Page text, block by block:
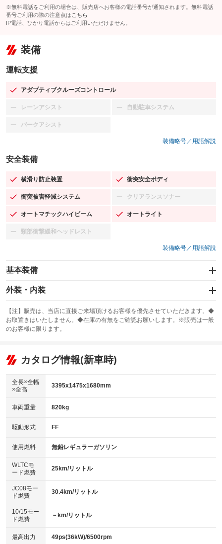
※無料電話をご利用の場合は、販売店へお客様の電話番号が通知されます。無料電話
番号ご利用の際の注意点は こちら
IP電話、ひかり電話からはご利用いただけません。
装備
運転支援
アダプティブクルーズコントロール
：装備あり
レーンアシスト
：装備なし 自動駐車システム
：装備なし
パークアシスト
：装備なし
装備略号／用語解説
安全装備
横滑り防止装置
：装備あり 衝突安全ボディ
：装備あり
衝突被害軽減システム
：装備あり クリアランスソナー
：装備なし
オートマチックハイビーム
：装備あり オートライト
：装備あり
頸部衝撃緩和ヘッドレスト
：装備なし
装備略号／用語解説
基本装備
エアバッグ：運転席/助手席/サイド
：装備あり
：装備なし
サンルーフ
：装備なし ABS
リフトアップ
：装備なし
：装備なし
パワーウィンドウ
アイドリングストップ
：装備あり
USB入力端子
：装備なし
100V電源
：装備なし
センターデフロック
：装備なし
電動格納ミラー
：装備あり
外装・内装
カーナビ
：装備なし
TV
：装備なし
ビジュアル
：装備なし
アルミホイール
：装備なし
HID(キセノンライト)
バックカメラ
エアロ
：装備なし
ローダウン
：装備なし
ベンチシート
：装備なし
チップアップシート
：装備なし
【注】販売は、当店に直接ご来場頂けるお客様を優先させていただきます。◆
お取置きはいたしません。◆在庫の有無をご確認お願いします。※販売は一般
のお客様に限ります。
カタログ情報(新車時)
全長×全幅
×全高
3395x1475x1680mm
車両重量 820kg
駆動形式 FF
使用燃料 無鉛レギュラーガソリン
WLTCモ
ード燃費
25km/リットル
JC08モー
ド燃費
30.4km/リットル
10/15モー
ド燃費
－km/リットル
最高出力 49ps(36kW)/6500rpm